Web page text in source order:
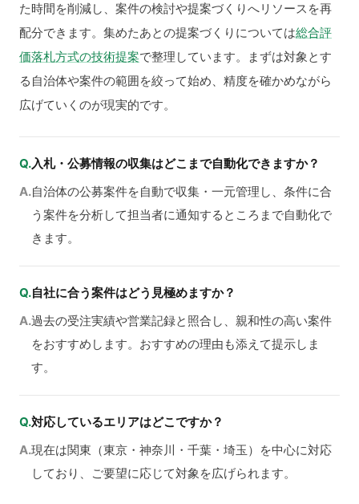
た時間を削減し、案件の検討や提案づくりへリソースを再
配分できます。集めたあとの提案づくりについては総合評
価落札方式の技術提案で整理しています。まずは対象とす
る自治体や案件の範囲を絞って始め、精度を確かめながら
広げていくのが現実的です。
Q.入札・公募情報の収集はどこまで自動化できますか？
A.自治体の公募案件を自動で収集・一元管理し、条件に合
う案件を分析して担当者に通知するところまで自動化で
きます。
Q.自社に合う案件はどう見極めますか？
A.過去の受注実績や営業記録と照合し、親和性の高い案件
をおすすめします。おすすめの理由も添えて提示しま
す。
Q.対応しているエリアはどこですか？
A.現在は関東（東京・神奈川・千葉・埼玉）を中心に対応
しており、ご要望に応じて対象を広げられます。